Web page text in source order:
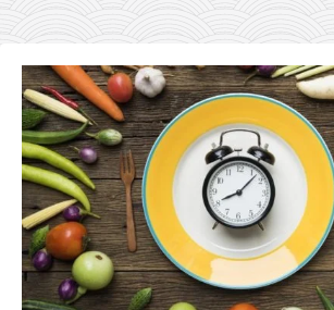
интернет пословање
исхраном до здравља
мој хаику
моменти и места
бонус садржај
светлопис
законоправило
духовни отац
православље